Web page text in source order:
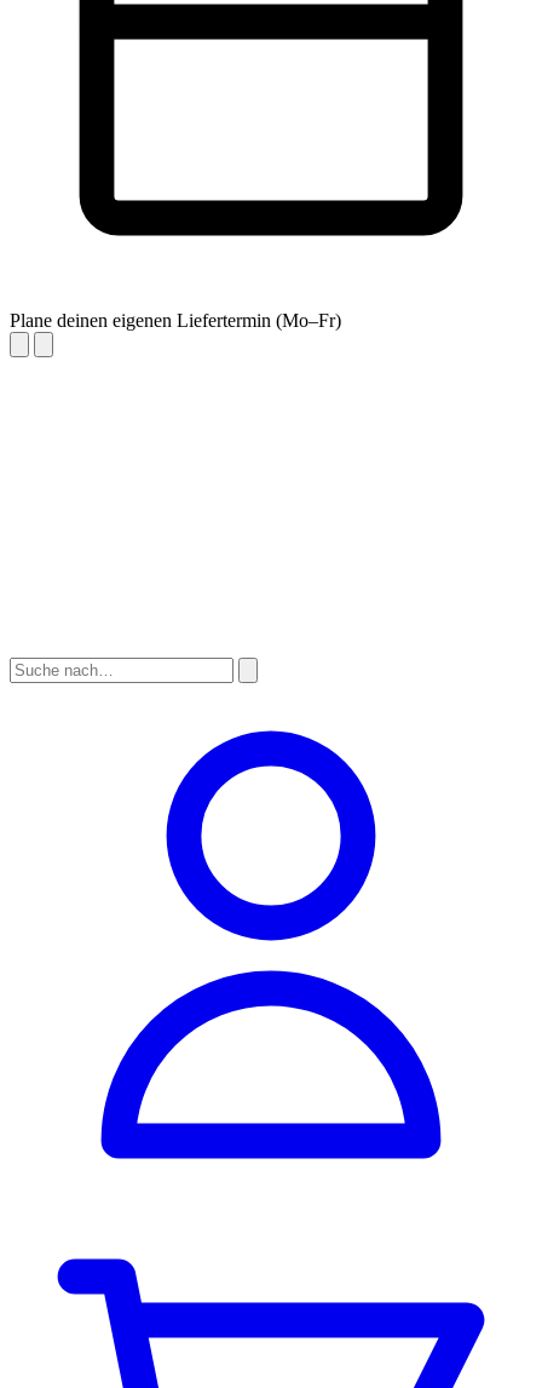
Plane deinen eigenen Liefertermin (Mo–Fr)